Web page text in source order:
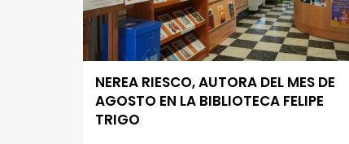
NEREA RIESCO, AUTORA DEL MES DE
AGOSTO EN LA BIBLIOTECA FELIPE
TRIGO